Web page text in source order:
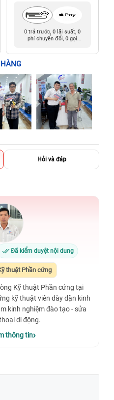
0 trả trước, 0 lãi suất, 0
phí chuyển đổi, 0 gọi
Hỏi và đáp
Đã kiểm duyệt nội dung
thuật Phần cứng
Kỹ thuật Phần cứng tại
kỹ thuật viên dày dặn kinh
kinh nghiệm đào tạo - sửa
di động.
thông tin